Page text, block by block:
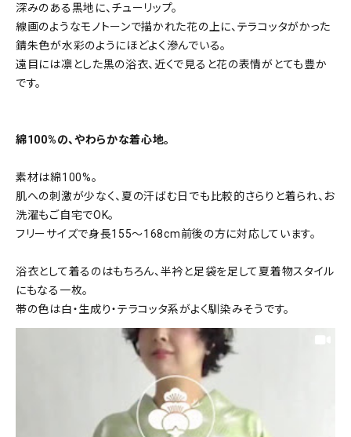
深みのある黒地に、チューリップ。
線画のようなモノトーンで描かれた花の上に、テラコッタがかった
錆朱色が水彩のようにほどよく滲んでいる。
遠目には凛とした黒の浴衣、近くで見ると花の表情がとても豊か
です。
綿100%の、やわらかな着心地。
素材は綿100%。
肌への刺激が少なく、夏の汗ばむ日でも比較的さらりと着られ、お
洗濯もご自宅でOK。
フリーサイズで身長155〜168cm前後の方に対応しています。
浴衣として着るのはもちろん、半衿と足袋を足して夏着物スタイル
にもなる一枚。
帯の色は白・生成り・テラコッタ系がよく馴染みそうです。